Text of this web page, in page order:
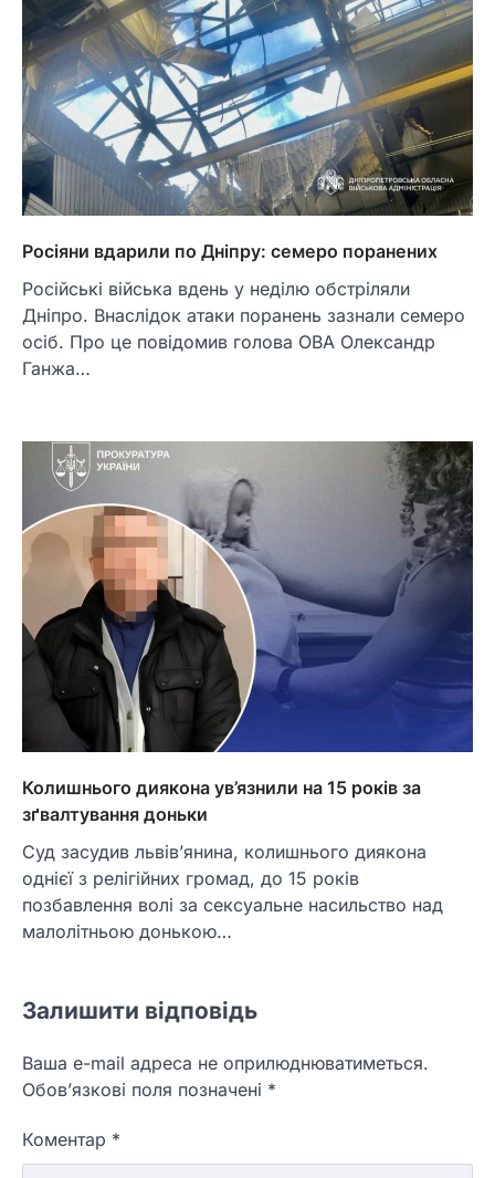
Росіяни вдарили по Дніпру: семеро поранених
Російські війська вдень у неділю обстріляли
Дніпро. Внаслідок атаки поранень зазнали семеро
осіб. Про це повідомив голова ОВА Олександр
Ганжа…
Колишнього диякона ув’язнили на 15 років за
зґвалтування доньки
Суд засудив львів’янина, колишнього диякона
однієї з релігійних громад, до 15 років
позбавлення волі за сексуальне насильство над
малолітньою донькою…
Залишити відповідь
Ваша e-mail адреса не оприлюднюватиметься.
Обов’язкові поля позначені *
Коментар *